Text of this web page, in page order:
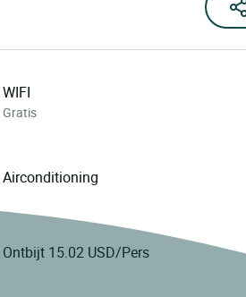
WIFI
Gratis
Airconditioning
Ontbijt 15.02 USD/Pers